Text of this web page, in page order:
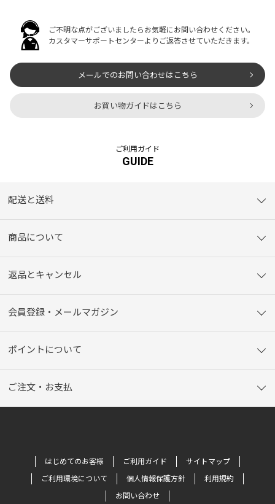
ご不明な点がございましたらお気軽にお問い合わせください。
カスタマーサポートセンターよりご返答させていただきます。
メールでのお問い合わせはこちら
お買い物ガイドはこちら
ご利用ガイド
GUIDE
配送と送料
商品について
返品とキャンセル
会員登録・メールマガジン
ポイントについて
ご注文・お支払
はじめてのお客様 ご利用ガイド
サイトマップ
ご利用環境について
個人情報保護方針
利用規約
お問い合わせ